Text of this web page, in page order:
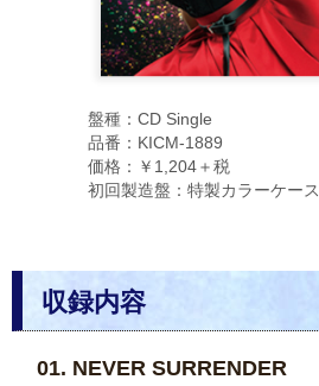
盤種：CD Single
品番：KICM-1889
価格：￥1,204＋税
初回製造盤：特製カラーケース
収録内容
NEVER SURRENDER